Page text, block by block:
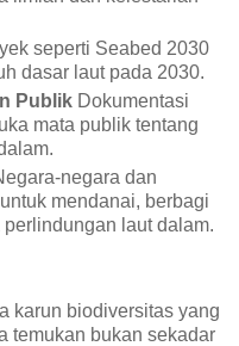
seperti Seabed 2030
dasar laut pada 2030.
Publik Dokumentasi
mata publik tentang
negara dan
mendanai, berbagi
laut dalam.
karun biodiversitas yang
temukan bukan sekadar